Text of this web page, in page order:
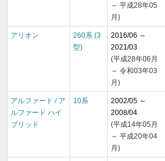
～ 平成28年05
月)
アリオン
260系 (3
型)
2016/06 ～
2021/03
(平成28年06月
～ 令和03年03
月)
アルファード / ア
ルファード ハイ
ブリッド
10系
2002/05 ～
2008/04
(平成14年05月
～ 平成20年04
月)